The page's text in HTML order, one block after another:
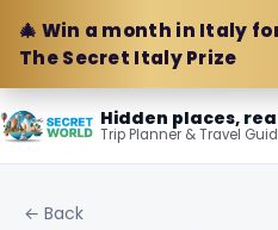
🎄 Win a month in Italy
The Secret Italy Prize
Hidden places,
Trip Planner & Travel
← Back